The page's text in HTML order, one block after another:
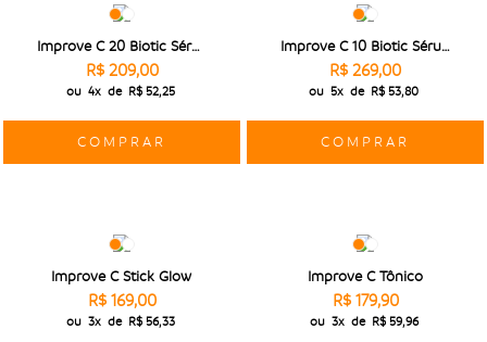
Improve C 20 Biotic Sérum 15g
R$ 209,00
ou 4x de R$ 52,25
COMPRAR
Improve C 10 Biotic Sérum 30g
R$ 269,00
ou 5x de R$ 53,80
COMPRAR
Improve C Stick Glow
R$ 169,00
ou 3x de R$ 56,33
Improve C Tônico
R$ 179,90
ou 3x de R$ 59,96